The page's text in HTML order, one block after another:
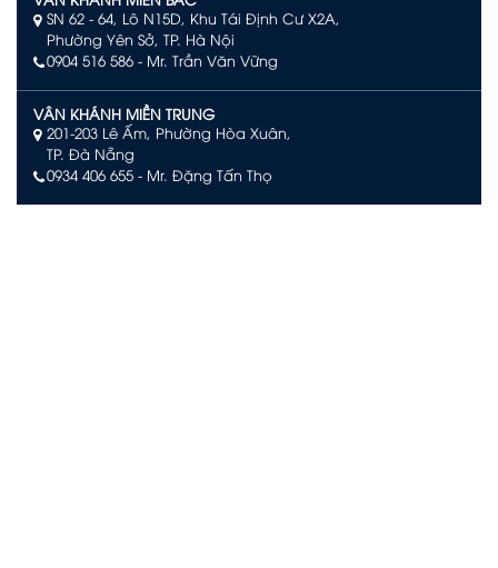
SN 62 - 64, Lô N15D, Khu Tái Định Cư X2A,
Phường Yên Sở, TP. Hà Nội
0904 516 586 - Mr. Trần Văn Vững
VÂN KHÁNH MIỀN TRUNG
201-203 Lê Ấm, Phường Hòa Xuân,
TP. Đà Nẵng
0934 406 655 - Mr. Đặng Tấn Thọ